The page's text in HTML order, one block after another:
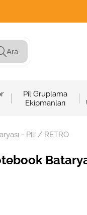
Ara
Pil Gruplama
Ekipmanları
- Pili / RETRO